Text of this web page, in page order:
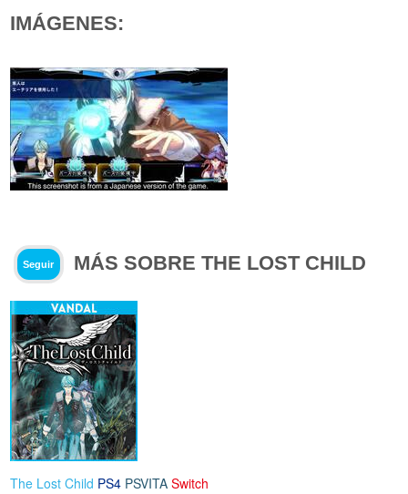
IMÁGENES:
Seguir MÁS SOBRE THE LOST CHILD
The Lost Child PS4 PSVITA Switch